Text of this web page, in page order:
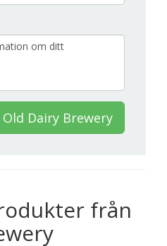
Dairy Brewery
från